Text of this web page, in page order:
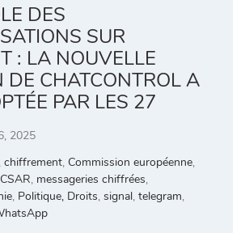
DES
SUR
: LA NOUVELLE
DE CHATCONTROL A
PAR LES 27
2025
chiffrement, Commission européenne,
CSAR, messageries chiffrées,
, Politique, Droits, signal, telegram,